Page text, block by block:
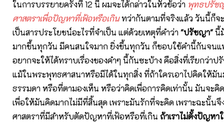
ในการบรรยายครั้งที่ 12 นี้ ผมจะได้กล่าวในหัวข้อว่า พุทธปรัช
ศาสตราเพื่อปัญหาที่เฟ้อหรือเกินทว่ากันตามที่จริงแล้ว วันนี้ก็จะ
เป็นสารประโยชน์อะไรที่จำเป็น แต่ด้วยเหตุที่คำว่า"ปรัชญา"นี้
มากขึ้นทุกวัน มีคนสนใจมาก ยิ่งขึ้นทุกวัน ก็ชอบใช้คำนี้กันจนแ
อยากจะให้ได้ทราบเรื่องของคำๆ นี้กันซะบ้าง คือสิ่งที่เรียกว่า
แม้ในพระพุทธศาสนาหรือมีได้ในทุกสิ่ง ที่ถ้าใครเอาไปคิดให้มั
ธรรมดา หรือที่ตามองเห็น หรือว่าคิดเพื่อการคิดเท่านั้น มันจะคิ
เพื่อให้มันคิดมากไม่มีที่สิ้นสุด เพราะมันรักที่จะคิด เพราะฉะนั้นจึ
ศาสตราที่มีสำหรับตัดปัญหาที่เฟ้อหรือที่เกิน ถ้าเราไม่ตั้งปัญหา